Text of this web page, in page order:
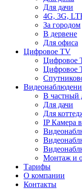
Для дачи
4G, 3G,
За городом
В дервене
Для офиса
Цифровое TV
Цифровое
Цифровое
В частный
Для дачи
Для
IP Камера
Монтаж и
Тарифы
О компании
Контакты